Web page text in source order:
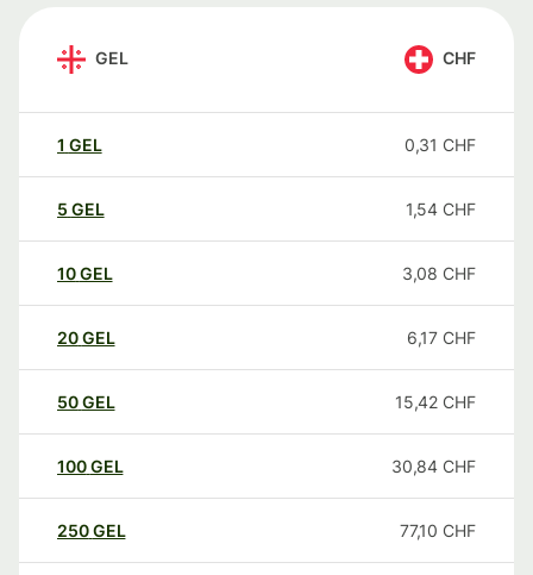
GEL CHF
1 GEL 0,31 CHF
5 GEL 1,54 CHF
10GEL 3,08 CHF
20GEL 6,17 CHF
50GEL 15,42 CHF
100GEL 30,84 CHF
250GEL 77,10 CHF